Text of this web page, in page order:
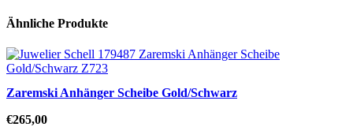
Ähnliche Produkte
Zaremski Anhänger Scheibe Gold/Schwarz
€265,00